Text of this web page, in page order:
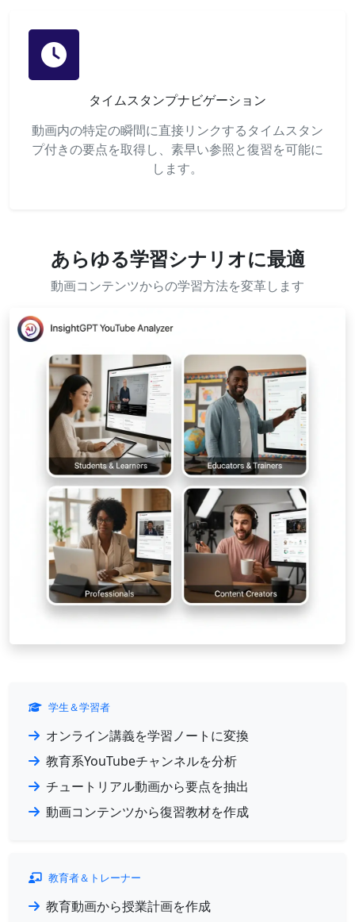
タイムスタンプナビゲーション
動画内の特定の瞬間に直接リンクするタイムスタン
プ付きの要点を取得し、素早い参照と復習を可能に
します。
あらゆる学習シナリオに最適
動画コンテンツからの学習方法を変革します
学生＆学習者
オンライン講義を学習ノートに変換
教育系YouTubeチャンネルを分析
チュートリアル動画から要点を抽出
動画コンテンツから復習教材を作成
教育者＆トレーナー
教育動画から授業計画を作成